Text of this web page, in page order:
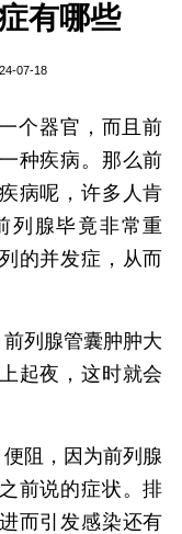
有哪些
07-18
个器官，而且前
种疾病。那么前
病呢，许多人肯
列腺毕竟非常重
的并发症，从而
列腺管囊肿肿大
起夜，这时就会
阻，因为前列腺
前说的症状。排
而引发感染还有